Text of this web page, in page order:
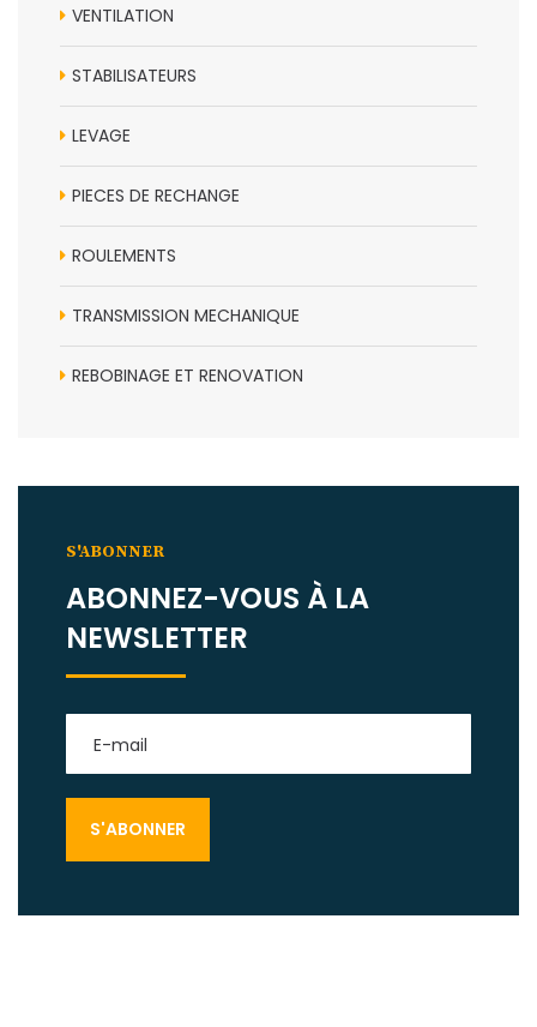
VENTILATION
STABILISATEURS
LEVAGE
PIECES DE RECHANGE
ROULEMENTS
TRANSMISSION MECHANIQUE
REBOBINAGE ET RENOVATION
S'ABONNER
ABONNEZ-VOUS À LA
NEWSLETTER